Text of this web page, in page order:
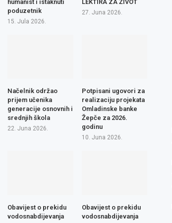
humanist i istaknuti
poduzetnik
15. Jula 2026.
LEKTIRA ZA ŽIVOT
27. Juna 2026.
Načelnik održao
prijem učenika
generacije osnovnih i
srednjih škola
22. Juna 2026.
Potpisani ugovori za
realizaciju projekata
Omladinske banke
Žepče za 2026.
godinu
10. Juna 2026.
Obavijest o prekidu
vodosnabdijevanja
Obavijest o prekidu
vodosnabdijevanja